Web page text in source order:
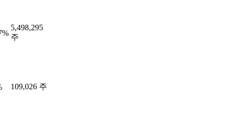
5,498,295
주
109,026 주